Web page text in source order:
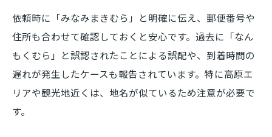
依頼時に「みなみまきむら」と明確に伝え、郵便番号や
住所も合わせて確認しておくと安心です。過去に「なん
もくむら」と誤認されたことによる誤配や、到着時間の
遅れが発生したケースも報告されています。特に高原エ
リアや観光地近くは、地名が似ているため注意が必要で
す。